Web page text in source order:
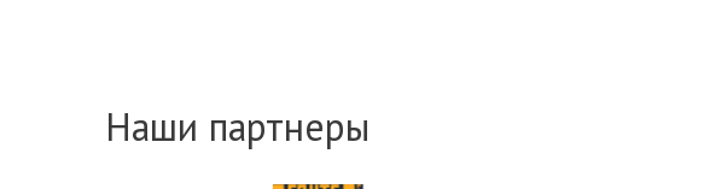
Наши партнеры